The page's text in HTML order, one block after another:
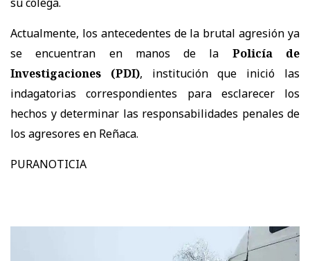
Actualmente, los antecedentes de la brutal agresión ya
se encuentran en manos de la Policía de
Investigaciones (PDI), institución que inició las
indagatorias correspondientes para esclarecer los
hechos y determinar las responsabilidades penales de
los agresores en Reñaca.
PURANOTICIA